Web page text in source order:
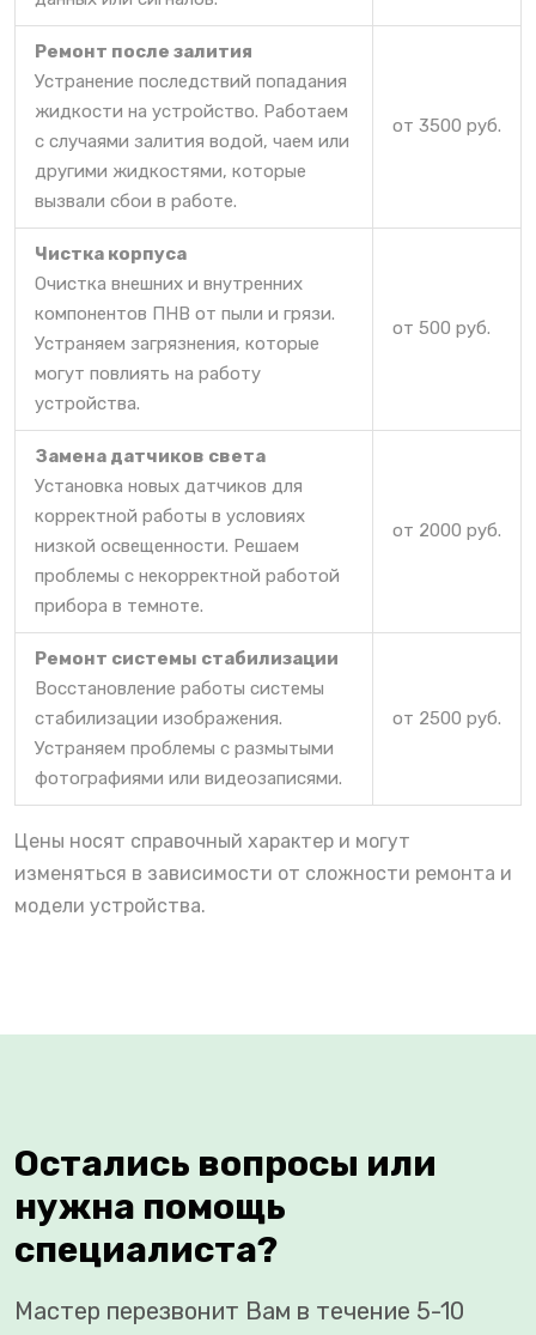
Ремонт после залития
Устранение последствий попадания
жидкости на устройство. Работаем
с случаями залития водой, чаем или
другими жидкостями, которые
вызвали сбои в работе.
от 3500 руб.
Чистка корпуса
Очистка внешних и внутренних
компонентов ПНВ от пыли и грязи.
Устраняем загрязнения, которые
могут повлиять на работу
устройства.
от 500 руб.
Замена датчиков света
Установка новых датчиков для
корректной работы в условиях
низкой освещенности. Решаем
проблемы с некорректной работой
прибора в темноте.
от 2000 руб.
Ремонт системы стабилизации
Восстановление работы системы
стабилизации изображения.
Устраняем проблемы с размытыми
фотографиями или видеозаписями.
от 2500 руб.
Цены носят справочный характер и могут
изменяться в зависимости от сложности ремонта и
модели устройства.
Остались вопросы или
нужна помощь
специалиста?
Мастер перезвонит Вам в течение 5-10